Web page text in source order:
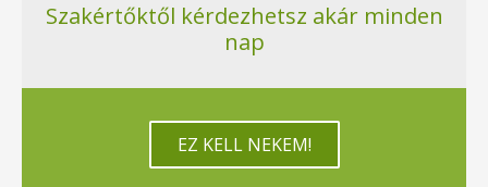
Szakértőktől kérdezhetsz akár minden
nap
EZ KELL NEKEM!